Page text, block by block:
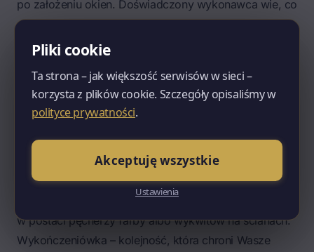
po założeniu okien. Doświadczony wykonawca wie, co
można zrobić jednocześnie, a co musi czekać.
Konserwatywne planowanie, które wszystko ustawia
tygodnie.
Co naprawdę musi czekać? Malowanie i gładzie
czekają na schnięcie tynków cementowo-wapiennych.
Montaż paneli czeka na suche wylewki i wygrzewanie.
Hydroizolacja w łazience pod płytkami czeka na suchy
tynk i suchą wylewkę. To są sztywne ograniczenia – nie
obchodźcie ich, bo skutki ujawnią się dopiero po roku,
w postaci pęcherzy farby albo wykwitów na ścianach.
Wykończeniówka – kolejność, która chroni Wasze
Pliki cookie
Ta strona – jak większość serwisów w sieci –
korzysta z plików cookie. Szczegóły opisaliśmy w
polityce prywatności.
Akceptuję wszystkie
Ustawienia